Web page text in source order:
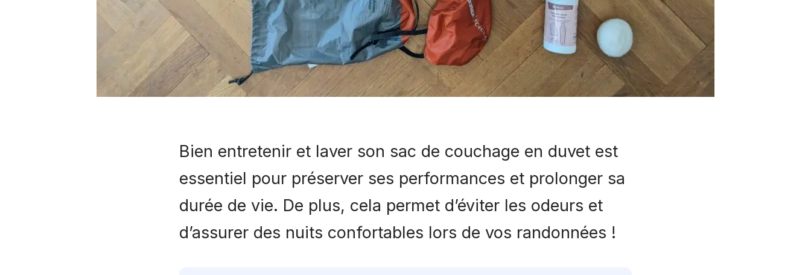
Bien entretenir et laver son sac de couchage en duvet est
essentiel pour préserver ses performances et prolonger sa
durée de vie. De plus, cela permet d’éviter les odeurs et
d’assurer des nuits confortables lors de vos randonnées !